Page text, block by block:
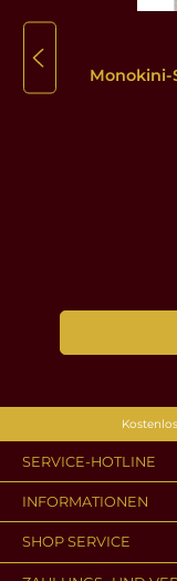
Monokini-
SERVICE-HOTLINE
INFORMATIONEN
SHOP SERVICE